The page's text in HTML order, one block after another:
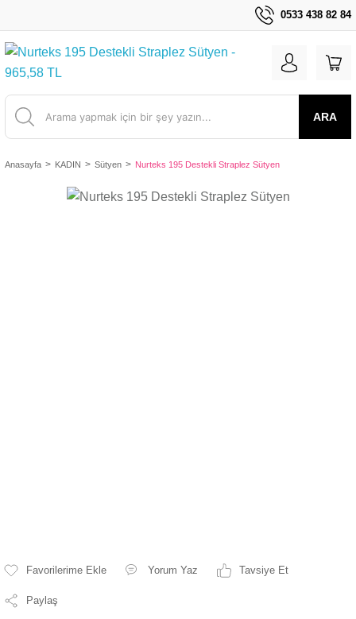
0533 438 82 84
ARA
Anasayfa KADIN Sütyen Nurteks 195 Destekli Straplez Sütyen
Yorum Yaz Tavsiye Et
Paylaş